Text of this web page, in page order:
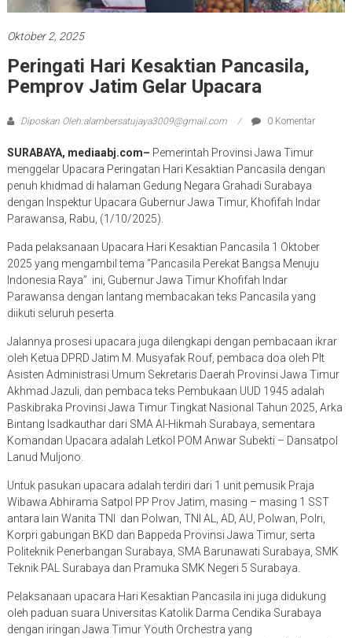
Oktober 2, 2025
Peringati Hari Kesaktian Pancasila,
Pemprov Jatim Gelar Upacara
Diposkan Oleh:alambersatujaya3009@gmail.com 0 Komentar
SURABAYA, mediaabj.com– Pemerintah Provinsi Jawa Timur
menggelar Upacara Peringatan Hari Kesaktian Pancasila dengan
penuh khidmad di halaman Gedung Negara Grahadi Surabaya
dengan Inspektur Upacara Gubernur Jawa Timur, Khofifah Indar
Parawansa, Rabu, (1/10/2025).
Pada pelaksanaan Upacara Hari Kesaktian Pancasila 1 Oktober
2025 yang mengambil tema “Pancasila Perekat Bangsa Menuju
Indonesia Raya” ini, Gubernur Jawa Timur Khofifah Indar
Parawansa dengan lantang membacakan teks Pancasila yang
diikuti seluruh peserta.
Jalannya prosesi upacara juga dilengkapi dengan pembacaan ikrar
oleh Ketua DPRD Jatim M. Musyafak Rouf, pembaca doa oleh Plt
Asisten Administrasi Umum Sekretaris Daerah Provinsi Jawa Timur
Akhmad Jazuli, dan pembaca teks Pembukaan UUD 1945 adalah
Paskibraka Provinsi Jawa Timur Tingkat Nasional Tahun 2025, Arka
Bintang Isadkauthar dari SMA Al-Hikmah Surabaya, sementara
Komandan Upacara adalah Letkol POM Anwar Subekti – Dansatpol
Lanud Muljono.
Untuk pasukan upacara adalah terdiri dari 1 unit pemusik Praja
Wibawa Abhirama Satpol PP Prov Jatim, masing – masing 1 SST
antara lain Wanita TNI dan Polwan, TNI AL, AD, AU, Polwan, Polri,
Korpri gabungan BKD dan Bappeda Provinsi Jawa Timur, serta
Politeknik Penerbangan Surabaya, SMA Barunawati Surabaya, SMK
Teknik PAL Surabaya dan Pramuka SMK Negeri 5 Surabaya.
Pelaksanaan upacara Hari Kesaktian Pancasila ini juga didukung
oleh paduan suara Universitas Katolik Darma Cendika Surabaya
dengan iringan Jawa Timur Youth Orchestra yang